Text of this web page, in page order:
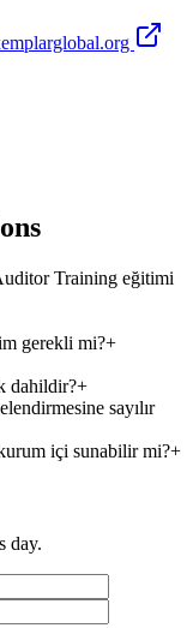
Training eğitimi
gerekli mi?+
dahildir?+
sayılır
içi sunabilir mi?+
day.